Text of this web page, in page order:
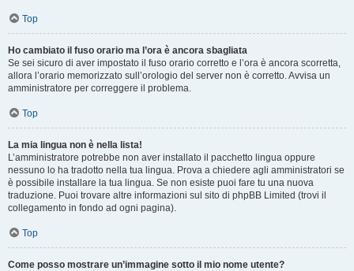
Top
Ho cambiato il fuso orario ma l’ora è ancora sbagliata
Se sei sicuro di aver impostato il fuso orario corretto e l’ora è ancora scorretta,
allora l’orario memorizzato sull’orologio del server non è corretto. Avvisa un
amministratore per correggere il problema.
Top
La mia lingua non è nella lista!
L’amministratore potrebbe non aver installato il pacchetto lingua oppure
nessuno lo ha tradotto nella tua lingua. Prova a chiedere agli amministratori se
è possibile installare la tua lingua. Se non esiste puoi fare tu una nuova
traduzione. Puoi trovare altre informazioni sul sito di phpBB Limited (trovi il
collegamento in fondo ad ogni pagina).
Top
Come posso mostrare un’immagine sotto il mio nome utente?